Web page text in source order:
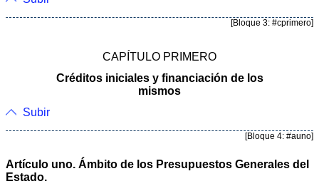
[Bloque 3: #cprimero]
CAPÍTULO PRIMERO
Créditos iniciales y financiación de los
mismos
Subir
[Bloque 4: #auno]
Artículo uno. Ámbito de los Presupuestos Generales del
Estado.